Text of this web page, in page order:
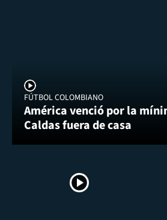
FÚTBOL COLOMBIANO
América venció por la
Caldas fuera de casa